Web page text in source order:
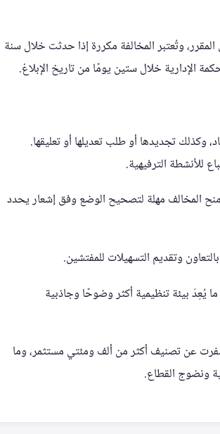
وتُعتبر المخالفة مكررة إذا حدثت خلال سنة
الإدارية خلال ستين يومًا من تاريخ الإبلاغ.
وكذلك تجديدها أو طلب تعديلها أو تعليقها.
للأنشطة الترفيهية.
منح المخالف مهلة لتصحيح الوضع وفق إشعار يحدد
وتقديم التسهيلات للمفتشين.
يُعِدّ بيئة تنظيمية أكثر وضوحًا وجاذبية
في إطار الجهود المبذولة منذ عام 2024، والتي أسفرت عن تصنيف أكثر من ألف ومئتي مستثمر، وما
ونضوج القطاع.